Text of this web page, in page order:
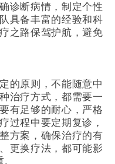
诊断病情，制定个性
具备丰富的经验和科
之路保驾护航，避免
原则，不能随意中
治疗方式，都需要一
有足够的耐心，严格
过程中要定期复诊，
方案，确保治疗的有
更换疗法，都可能影